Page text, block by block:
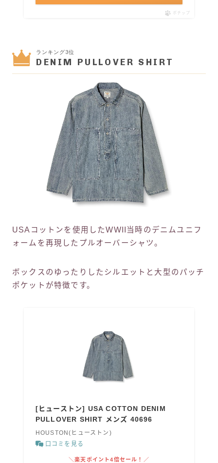
ポチップ
ランキング3位
DENIM PULLOVER SHIRT
USAコットンを使用したWWII当時のデニムユニフ
ォームを再現したプルオーバーシャツ。
ボックスのゆったりしたシルエットと大型のパッチ
ポケットが特徴です。
[ヒューストン] USA COTTON DENIM
PULLOVER SHIRT メンズ 40696
HOUSTON(ヒューストン)
口コミを見る
＼楽天ポイント4倍セール！／